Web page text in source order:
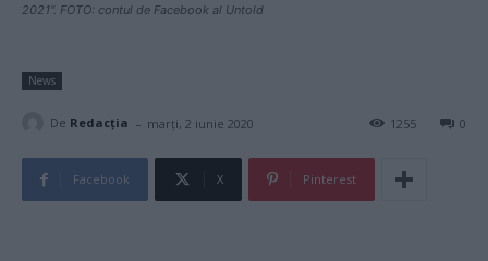
2021". FOTO: contul de Facebook al Untold
News
De Redacţia - marți, 2 iunie 2020 0
1255
Facebook X Pinterest